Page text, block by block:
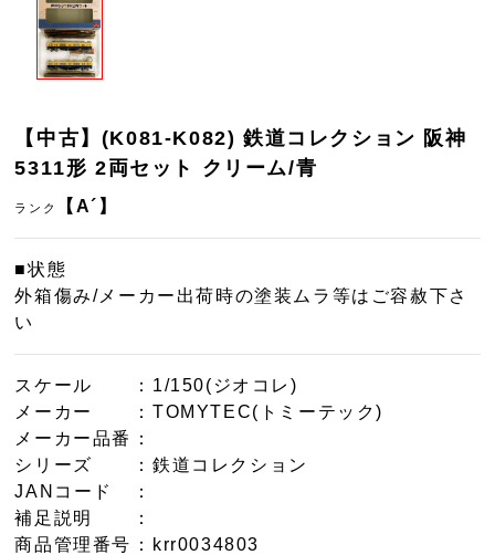
【中古】(K081-K082) 鉄道コレクション 阪神
5311形 2両セット クリーム/青
ランク 【A´】
■状態
外箱傷み/メーカー出荷時の塗装ムラ等はご容赦下さ
い
スケール
：1/150(ジオコレ)
メーカー
：TOMYTEC(トミーテック)
メーカー品番
：
シリーズ
：鉄道コレクション
JANコード
：
補足説明
：
商品管理番号 ：krr0034803